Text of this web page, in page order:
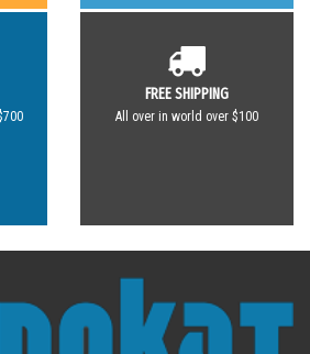
FREE SHIPPING
All over in world over $100